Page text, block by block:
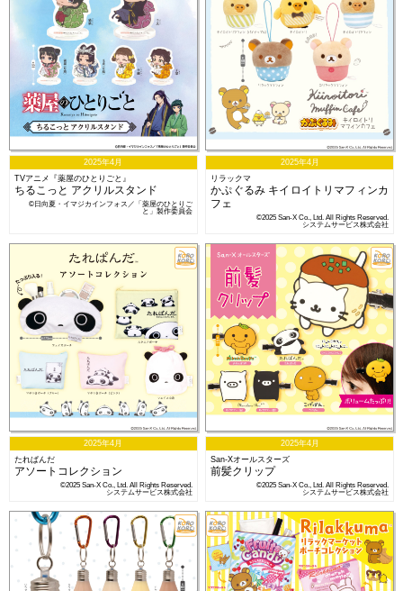
2025年4月
TVアニメ『薬屋のひとりごと』
ちるこっと アクリルスタンド
©日向夏・イマジカインフォス／「薬屋のひとりご
と」製作委員会
2025年4月
リラックマ
かぷぐるみ キイロイトリマフィンカ
フェ
©2025 San-X Co., Ltd. All Rights Reserved.
システムサービス株式会社
2025年4月
たれぱんだ
アソートコレクション
©2025 San-X Co., Ltd. All Rights Reserved.
システムサービス株式会社
2025年4月
San-Xオールスターズ
前髪クリップ
©2025 San-X Co., Ltd. All Rights Reserved.
システムサービス株式会社